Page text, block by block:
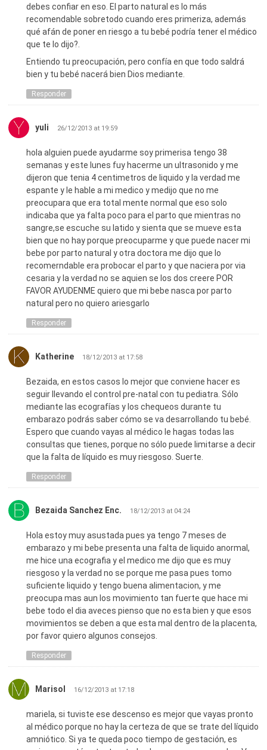
debes confiar en eso. El parto natural es lo más
recomendable sobretodo cuando eres primeriza, además
qué afán de poner en riesgo a tu bebé podría tener el médico
que te lo dijo?.
Entiendo tu preocupación, pero confía en que todo saldrá
bien y tu bebé nacerá bien Dios mediante.
Responder
yuli 26/12/2013 at 19:59
hola alguien puede ayudarme soy primerisa tengo 38
semanas y este lunes fuy hacerme un ultrasonido y me
dijeron que tenia 4 centimetros de liquido y la verdad me
espante y le hable a mi medico y medijo que no me
preocupara que era total mente normal que eso solo
indicaba que ya falta poco para el parto que mientras no
sangre,se escuche su latido y sienta que se mueve esta
bien que no hay porque preocuparme y que puede nacer mi
bebe por parto natural y otra doctora me dijo que lo
recomerndable era probocar el parto y que naciera por via
cesaria y la verdad no se aquien se los dos creere POR
FAVOR AYUDENME quiero que mi bebe nasca por parto
natural pero no quiero ariesgarlo
Responder
Katherine 18/12/2013 at 17:58
Bezaida, en estos casos lo mejor que conviene hacer es
seguir llevando el control pre-natal con tu pediatra. Sólo
mediante las ecografías y los chequeos durante tu
embarazo podrás saber cómo se va desarrollando tu bebé.
Espero que cuando vayas al médico le hagas todas las
consultas que tienes, porque no sólo puede limitarse a decir
que la falta de líquido es muy riesgoso. Suerte.
Responder
Bezaida Sanchez Enc. 18/12/2013 at 04:24
Hola estoy muy asustada pues ya tengo 7 meses de
embarazo y mi bebe presenta una falta de liquido anormal,
me hice una ecografia y el medico me dijo que es muy
riesgoso y la verdad no se porque me pasa pues tomo
suficiente liquido y tengo buena alimentacion, y me
preocupa mas aun los movimiento tan fuerte que hace mi
bebe todo el dia aveces pienso que no esta bien y que esos
movimientos se deben a que esta mal dentro de la placenta,
por favor quiero algunos consejos.
Responder
Marisol 16/12/2013 at 17:18
mariela, si tuviste ese descenso es mejor que vayas pronto
al médico porque no hay la certeza de que se trate del líquido
amniótico. Si ya te queda poco tiempo de gestación, es